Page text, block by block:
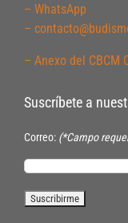
– WhatsApp
–
– Anexo del CBCM
Suscríbete a
Correo: (*Campo